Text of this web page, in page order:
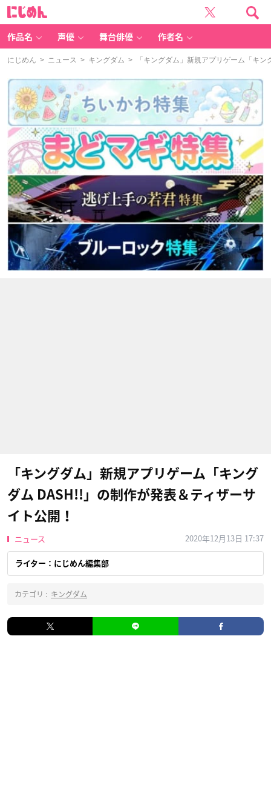
作品名 声優 舞台俳優 作者名
にじめん > ニュース > キングダム > 「キングダム」新規アプリゲーム「キン
「キングダム」新規アプリゲーム「キング
ダム DASH!!」の制作が発表＆ティザーサ
イト公開！
ニュース 2020年12月13日 17:37
ライター：にじめん編集部
カテゴリ : キングダム